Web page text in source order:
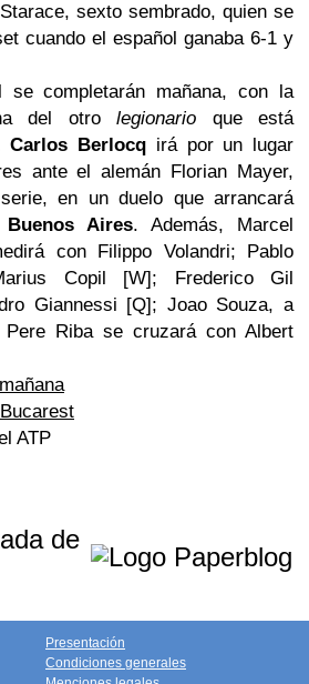
sexto sembrado, quien se
cuando el español ganaba 6-1 y
completarán mañana, con la
del otrolegionario que está
Carlos Berlocq irá por un lugar
ante el alemán Florian Mayer,
en un duelo que arrancará
Buenos Aires. Además, Marcel
con Filippo Volandri; Pablo
Copil [W]; Frederico Gil
Giannessi [Q]; Joao Souza, a
Riba se cruzará con Albert
ATP
de
Presentación
Condiciones generales